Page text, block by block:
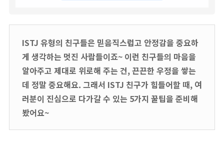
ISTJ 유형의 친구들은 믿음직스럽고 안정감을 중요하
게 생각하는 멋진 사람들이죠~ 이런 친구들의 마음을
알아주고 제대로 위로해 주는 건, 끈끈한 우정을 쌓는
데 정말 중요해요. 그래서 ISTJ 친구가 힘들어할 때, 여
러분이 진심으로 다가갈 수 있는 5가지 꿀팁을 준비해
봤어요~